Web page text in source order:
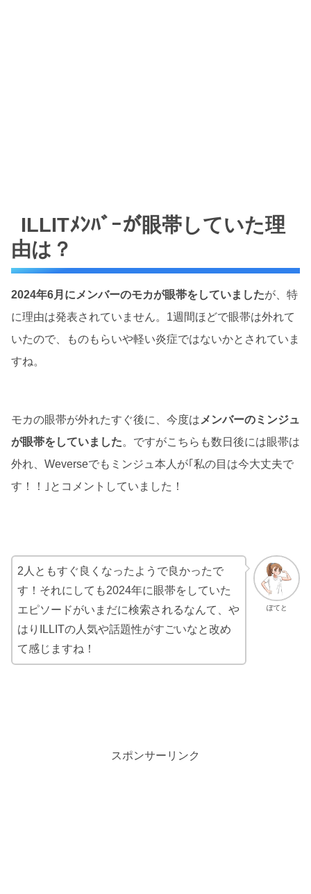
ILLITﾒﾝﾊﾞｰが眼帯していた理
由は？
2024年6月にメンバーのモカが眼帯をしていましたが、特
に理由は発表されていません。1週間ほどで眼帯は外れて
いたので、ものもらいや軽い炎症ではないかとされていま
すね。
モカの眼帯が外れたすぐ後に、今度は メンバーのミンジュ
が眼帯をしていました。ですがこちらも数日後には眼帯は
外れ、Weverseでもミンジュ本人が｢私の目は今大丈夫で
す！！｣とコメントしていました！
ぽてと
2人ともすぐ良くなったようで良かったで
す！それにしても2024年に眼帯をしていた
エピソードがいまだに検索されるなんて、や
はりILLITの人気や話題性がすごいなと改め
て感じますね！
スポンサーリンク